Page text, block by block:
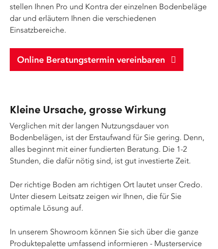
stellen Ihnen Pro und Kontra der einzelnen Bodenbeläge
dar und erläutern Ihnen die verschiedenen
Einsatzbereiche.
Online Beratungstermin vereinbaren
Kleine Ursache, grosse Wirkung
Verglichen mit der langen Nutzungsdauer von
Bodenbelägen, ist der Erstaufwand für Sie gering. Denn,
alles beginnt mit einer fundierten Beratung. Die 1-2
Stunden, die dafür nötig sind, ist gut investierte Zeit.
Der richtige Boden am richtigen Ort lautet unser Credo.
Unter diesem Leitsatz zeigen wir Ihnen, die für Sie
optimale Lösung auf.
In unserem Showroom können Sie sich über die ganze
Produktepalette umfassend informieren - Musterservice